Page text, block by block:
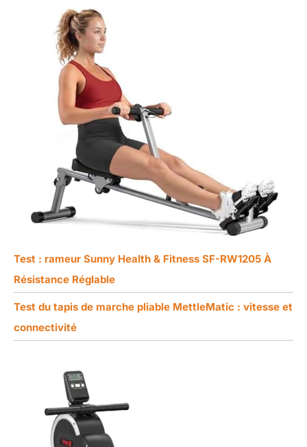
Test : rameur Sunny Health & Fitness SF-RW1205 À
Résistance Réglable
Test du tapis de marche pliable MettleMatic : vitesse et
connectivité